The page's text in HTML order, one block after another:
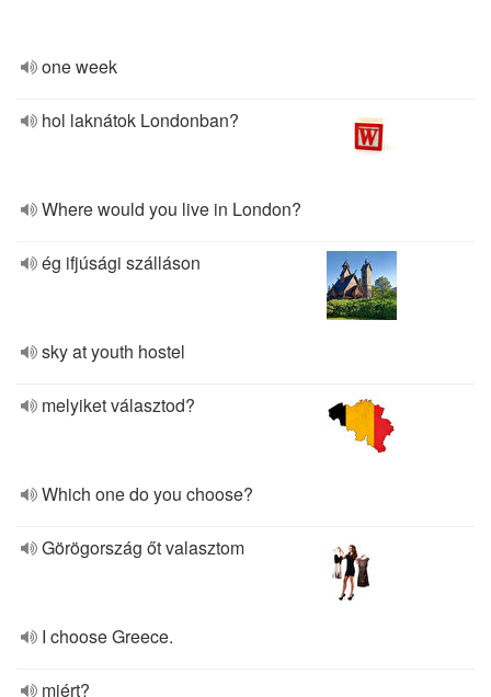
one week
hol laknátok Londonban?
Where would you live in London?
ég ifjúsági szálláson
sky at youth hostel
melyiket választod?
Which one do you choose?
Görögország őt valasztom
I choose Greece.
miért?